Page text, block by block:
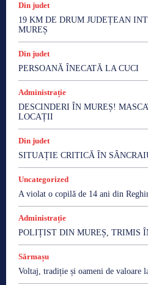
Din judet
19 KM DE DRUM JUDEȚEAN
MUREȘ
Din judet
PERSOANĂ ÎNECATĂ LA CUCI
Administrație
DESCINDERI ÎN MUREȘ!
LOCAȚII
Din judet
SITUAȚIE CRITICĂ ÎN
Uncategorized
A violat o copilă de 14 ani din
Administrație
POLIȚIST DIN MUREȘ, TRIMIS
Sărmașu
Voltaj, tradiție și oameni de valoare